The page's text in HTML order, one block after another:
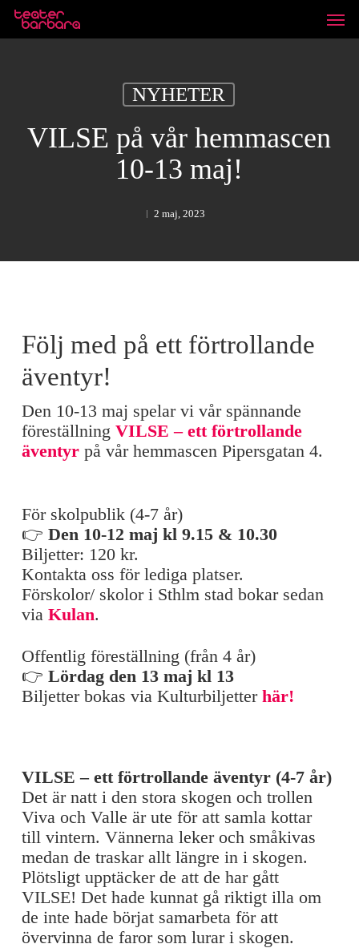
Skip
NYHETER
VILSE på vår hemmascen
10-13 maj!
2 maj, 2023
Följ med på ett förtrollande
äventyr!
Den 10-13 maj spelar vi vår spännande
föreställning VILSE – ett förtrollande
äventyrpå vår hemmascen Pipersgatan 4.
För skolpublik (4-7 år)
👉 Den 10-12 maj kl 9.15 & 10.30
Biljetter: 120 kr.
Kontakta oss för lediga platser.
Förskolor/ skolor i Sthlm stad bokar sedan
via Kulan.
Offentlig föreställning (från 4 år)
👉 Lördag den 13 maj kl 13
Biljetter bokas via Kulturbiljetter här!
VILSE – ett förtrollande äventyr (4-7 år)
Det är natt i den stora skogen och trollen
Viva och Valle är ute för att samla kottar
till vintern. Vännerna leker och småkivas
medan de traskar allt längre in i skogen.
Plötsligt upptäcker de att de har gått
VILSE! Det hade kunnat gå riktigt illa om
de inte hade börjat samarbeta för att
övervinna de faror som lurar i skogen.